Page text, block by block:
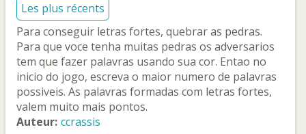
Les plus récents
Para conseguir letras fortes, quebrar as pedras.
Para que voce tenha muitas pedras os adversarios
tem que fazer palavras usando sua cor. Entao no
inicio do jogo, escreva o maior numero de palavras
possiveis. As palavras formadas com letras fortes,
valem muito mais pontos.
Auteur: ccrassis